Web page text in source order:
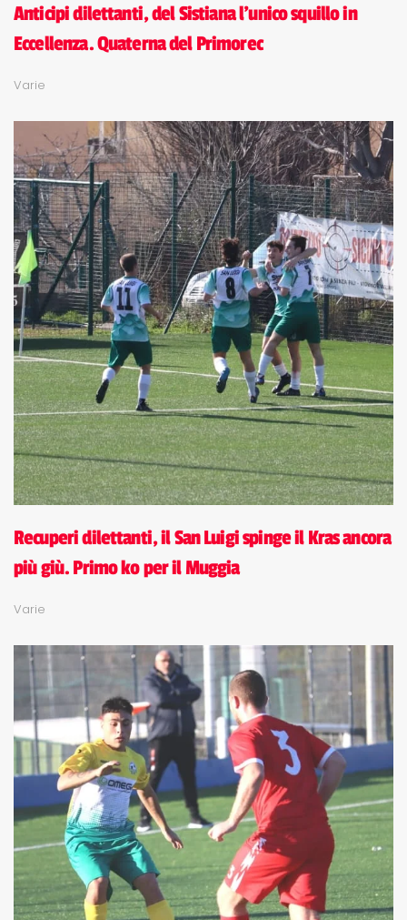
Anticipi dilettanti, del Sistiana l'unico squillo in
Eccellenza. Quaterna del Primorec
Varie
Recuperi dilettanti, il San Luigi spinge il Kras ancora
più giù. Primo ko per il Muggia
Varie